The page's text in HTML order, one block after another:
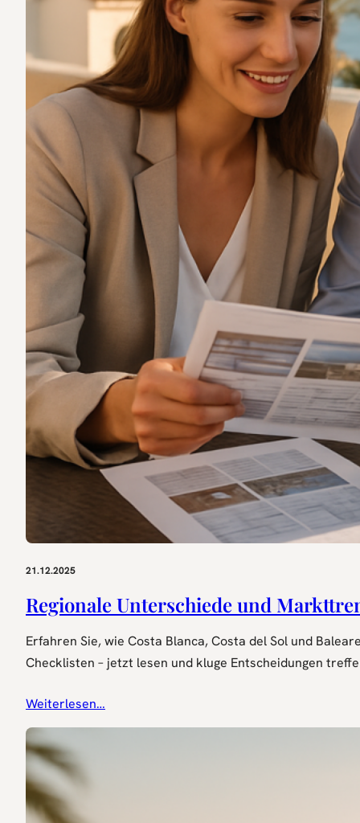
21.12.2025
Regionale Unterschiede und
Erfahren Sie, wie Costa Blanca, Costa del Sol und
Checklisten – jetzt lesen und kluge Entscheidungen
Weiterlesen…